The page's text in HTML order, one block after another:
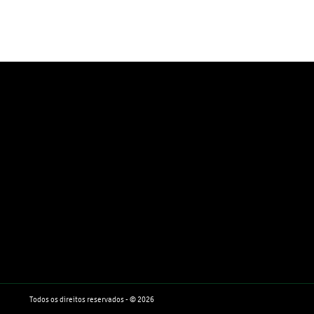
Todos os direitos reservados - © 2026